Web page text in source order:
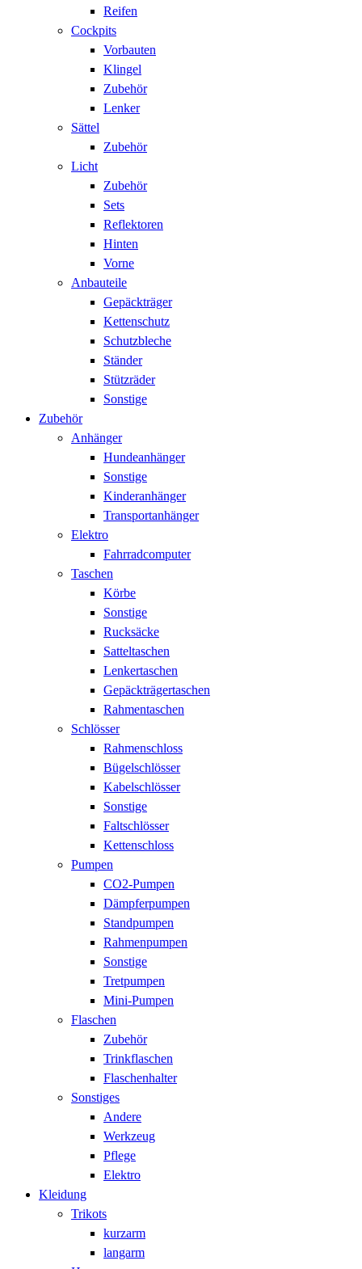
Reifen
Cockpits
Vorbauten
Klingel
Zubehör
Lenker
Sättel
Zubehör
Licht
Zubehör
Sets
Reflektoren
Hinten
Vorne
Anbauteile
Gepäckträger
Kettenschutz
Schutzbleche
Ständer
Stützräder
Sonstige
Zubehör
Anhänger
Hundeanhänger
Sonstige
Kinderanhänger
Transportanhänger
Elektro
Fahrradcomputer
Taschen
Körbe
Sonstige
Rucksäcke
Satteltaschen
Lenkertaschen
Gepäckträgertaschen
Rahmentaschen
Schlösser
Rahmenschloss
Bügelschlösser
Kabelschlösser
Sonstige
Faltschlösser
Kettenschloss
Pumpen
CO2-Pumpen
Dämpferpumpen
Standpumpen
Rahmenpumpen
Sonstige
Tretpumpen
Mini-Pumpen
Flaschen
Zubehör
Trinkflaschen
Flaschenhalter
Sonstiges
Andere
Werkzeug
Pflege
Elektro
Kleidung
Trikots
kurzarm
langarm